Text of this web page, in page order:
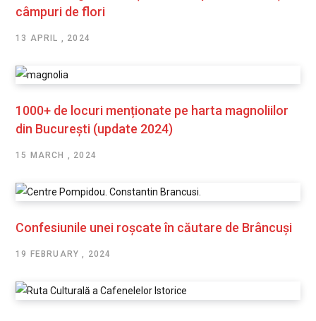
câmpuri de flori
13 APRIL , 2024
1000+ de locuri menționate pe harta magnoliilor
din București (update 2024)
15 MARCH , 2024
Confesiunile unei roșcate în căutare de Brâncuși
19 FEBRUARY , 2024